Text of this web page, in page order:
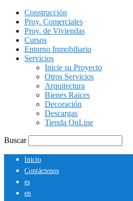
Construcción
Proy. Comerciales
Proy. de Viviendas
Cursos
Entorno Inmobiliario
Servicios
Inicie su Proyecto
Otros Servicios
Arquitectura
Bienes Raices
Decoración
Descargas
Tienda OnLine
Buscar
Inicio
Contáctenos
es
en